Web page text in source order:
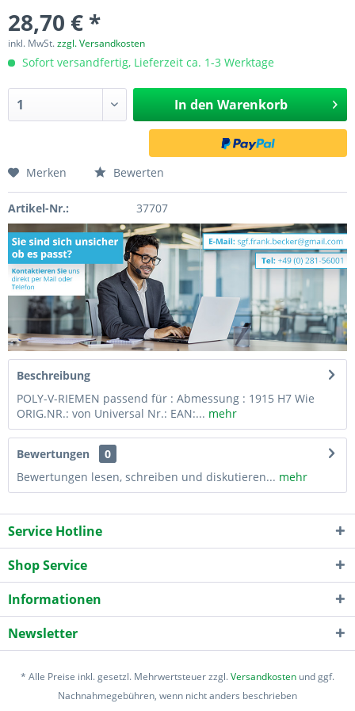
28,70 € *
inkl. MwSt.zzgl. Versandkosten
Sofort versandfertig, Lieferzeit ca. 1-3 Werktage
In den Warenkorb
Merken Bewerten
Artikel-Nr.: 37707
Beschreibung
POLY-V-RIEMEN passend für : Abmessung : 1915 H7 Wie
ORIG.NR.: von Universal Nr.: EAN:... mehr
Bewertungen
0
Bewertungen lesen, schreiben und diskutieren... mehr
Service Hotline
Shop Service
Informationen
Newsletter
* Alle Preise inkl. gesetzl. Mehrwertsteuer zzgl.Versandkosten und ggf.
Nachnahmegebühren, wenn nicht anders beschrieben